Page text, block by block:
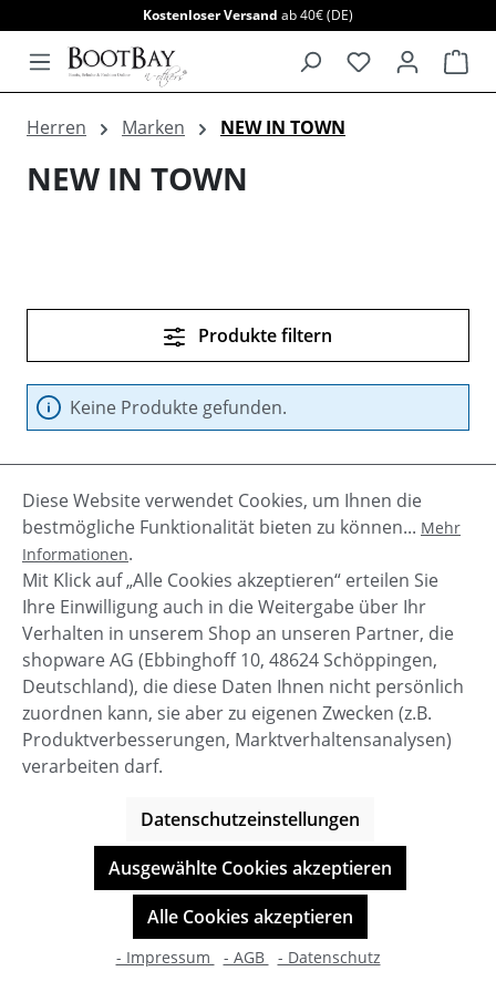
Kostenloser Versand ab 40€ (DE)
Herren Marken NEW IN TOWN
NEW IN TOWN
Produkte filtern
Keine Produkte gefunden.
Service-Hotline
Informationen
© BOOTBAY-n-others
Alle Preise inkl. gesetzl. Mehrwertsteuer zzgl.
Versandkosten
Shop-Entwicklung durchcookie.design
Diese Website verwendet Cookies, um Ihnen die
bestmögliche Funktionalität bieten zu können... Mehr
Informationen.
Mit Klick auf „Alle Cookies akzeptieren“ erteilen Sie
Ihre Einwilligung auch in die Weitergabe über Ihr
Verhalten in unserem Shop an unseren Partner, die
shopware AG (Ebbinghoff 10, 48624 Schöppingen,
Deutschland), die diese Daten Ihnen nicht persönlich
zuordnen kann, sie aber zu eigenen Zwecken (z.B.
Produktverbesserungen, Marktverhaltensanalysen)
verarbeiten darf.
Datenschutzeinstellungen
Ausgewählte Cookies akzeptieren
Alle Cookies akzeptieren
- Impressum - AGB - Datenschutz